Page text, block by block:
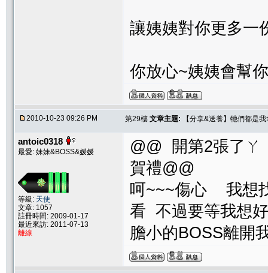
讓姨姨對你更多一
你放心~姨姨會幫
2010-10-23 09:26 PM 第29樓 文章主題: 【分享&送養】牠們都是
antoic0318
最愛: 妹妹&BOSS&媛媛
等級: 天使
文章: 1057
註冊時間: 2009-01-17
最近來訪: 2011-07-13
離線
@@ 開第2張了
賀禮@@
呵~~~傷心 我想
看 不過要等我想
膽小的BOSS離